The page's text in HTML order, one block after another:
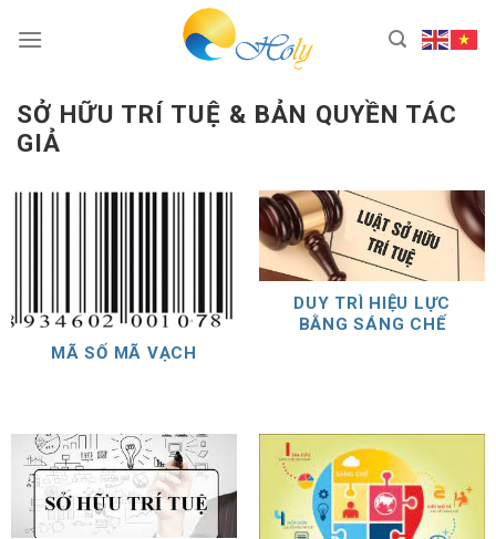
SỞ HỮU TRÍ TUỆ & BẢN QUYỀN TÁC
GIẢ
MÃ SỐ MÃ VẠCH
DUY TRÌ HIỆU LỰC
BẰNG SÁNG CHẾ